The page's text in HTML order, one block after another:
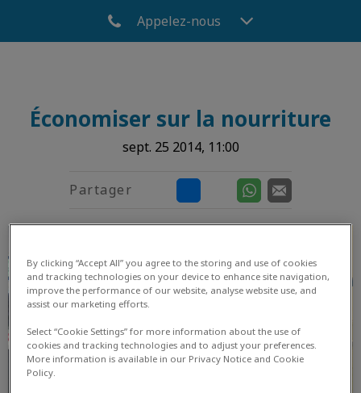
Appelez-nous
Économiser sur la nourriture
sept. 25 2014, 11:00
Partager
By clicking “Accept All” you agree to the storing and use of cookies
and tracking technologies on your device to enhance site navigation,
improve the performance of our website, analyse website use, and
assist our marketing efforts.
Select “Cookie Settings” for more information about the use of
cookies and tracking technologies and to adjust your preferences.
More information is available in our Privacy Notice and Cookie
Policy.